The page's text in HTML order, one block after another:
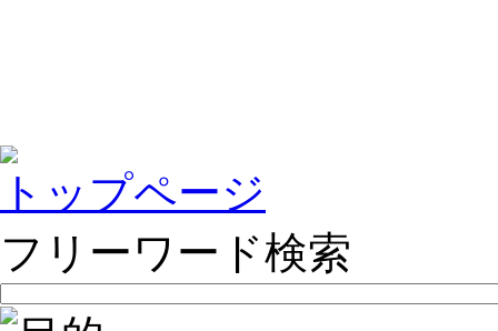
トップページ
フリーワード検索